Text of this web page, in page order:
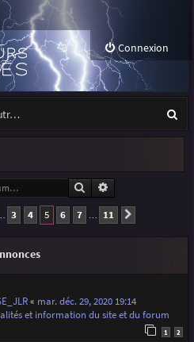
Connexion
Autres images
e
r
Rechercher
11
3 4 5 6 7 … 11
« mar. déc. 29, 2020 19:14
et information du site et du forum
1 2